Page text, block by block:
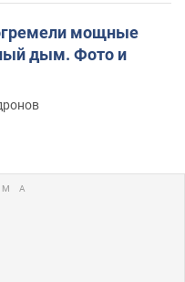
мощные
дым. Фото и